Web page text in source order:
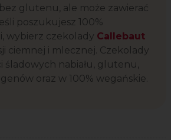
glutenu, ale może zawierać
poszukujesz 100%
wybierz czekolady Callebaut
ciemnej i mlecznej. Czekolady
śladowych nabiału, glutenu,
oraz w 100% wegańskie.